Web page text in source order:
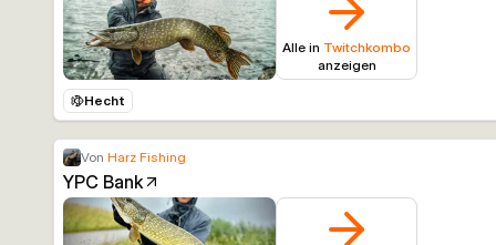
Alle in Twitchkombo
anzeigen
Hecht
Von Harz Fishing
YPC Bank